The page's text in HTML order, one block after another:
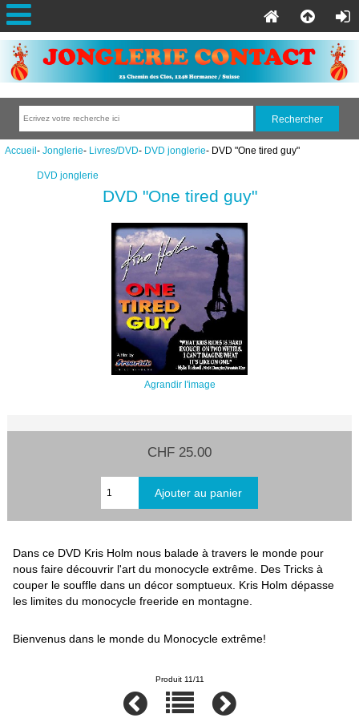
Accueil- Jonglerie- Livres/DVD- DVD jonglerie- DVD "One tired guy"
DVD jonglerie
DVD "One tired guy"
Agrandir l'image
CHF 25.00
Dans ce DVD Kris Holm nous balade à travers le monde pour
nous faire découvrir l'art du monocycle extrême. Des Tricks à
couper le souffle dans un décor somptueux. Kris Holm dépasse
les limites du monocycle freeride en montagne.
Bienvenus dans le monde du Monocycle extrême!
Produit 11/11